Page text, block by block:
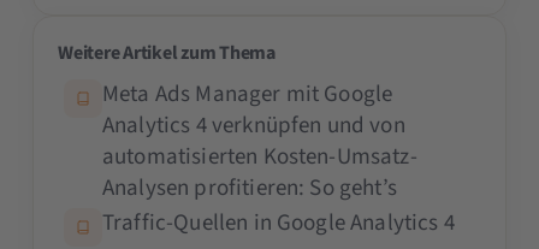
Weitere Artikel zum Thema
Meta Ads Manager mit Google
Analytics 4 verknüpfen und von
automatisierten Kosten-Umsatz-
Analysen profitieren: So geht’s
Traffic-Quellen in Google Analytics 4